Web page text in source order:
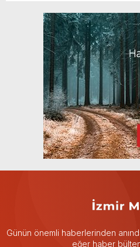
Günün önemli haberlerinden
eğer haber